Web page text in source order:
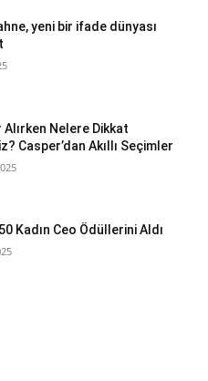
yeni bir ifade dünyası
Alırken Nelere Dikkat
Casper’dan Akıllı Seçimler
Kadın Ceo Ödüllerini Aldı